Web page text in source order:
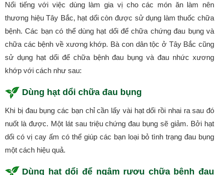
Nổi tiếng với việc dùng làm gia vị cho các món ăn làm nên
thương hiệu Tây Bắc, hạt dổi còn được sử dụng làm thuốc chữa
bệnh. Các bạn có thể dùng hạt dổi để chữa chứng đau bụng và
chữa các bệnh về xương khớp. Bà con dân tộc ở Tây Bắc cũng
sử dụng hạt dổi để chữa bệnh đau bụng và đau nhức xương
khớp với cách như sau:
Dùng hạt dổi chữa đau bụng
Khi bị đau bụng các bạn chỉ cần lấy vài hạt dổi rồi nhai ra sau đó
nuốt là được. Một lát sau triệu chứng đau bụng sẽ giảm. Bởi hạt
dổi có vị cay ấm có thể giúp các bạn loại bỏ tình trạng đau bụng
một cách hiệu quả.
Dùng hạt dổi để ngâm rượu chữa bệnh đau